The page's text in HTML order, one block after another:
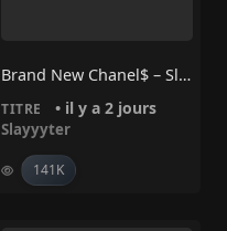
Brand New Chanel$ – Slayyyter
TITRE • il y a 2 jours
Slayyyter
141K